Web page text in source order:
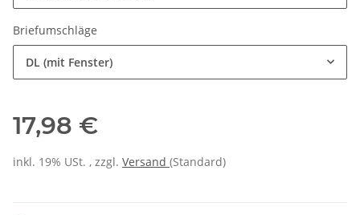
Briefumschläge
DL (mit Fenster)
17,98 €
inkl. 19% USt. , zzgl. Versand (Standard)